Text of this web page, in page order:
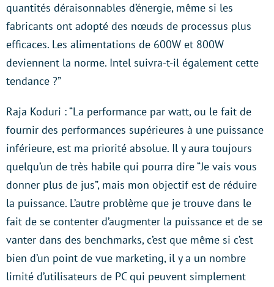
quantités déraisonnables d’énergie, même si les
fabricants ont adopté des nœuds de processus plus
efficaces. Les alimentations de 600W et 800W
deviennent la norme. Intel suivra-t-il également cette
tendance ?”
Raja Koduri : “La performance par watt, ou le fait de
fournir des performances supérieures à une puissance
inférieure, est ma priorité absolue. Il y aura toujours
quelqu’un de très habile qui pourra dire “Je vais vous
donner plus de jus”, mais mon objectif est de réduire
la puissance. L’autre problème que je trouve dans le
fait de se contenter d’augmenter la puissance et de se
vanter dans des benchmarks, c’est que même si c’est
bien d’un point de vue marketing, il y a un nombre
limité d’utilisateurs de PC qui peuvent simplement